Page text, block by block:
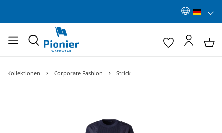
Kollektionen Corporate Fashion Strick